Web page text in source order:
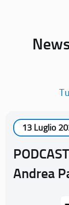
13 Luglio
Andrea